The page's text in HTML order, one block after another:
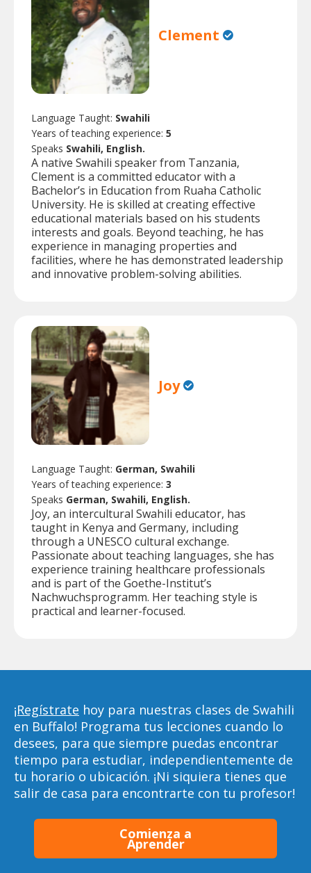
Clement
Language Taught: Swahili
Years of teaching experience: 5
Speaks Swahili, English.
A native Swahili speaker from Tanzania,
Clement is a committed educator with a
Bachelor’s in Education from Ruaha Catholic
University. He is skilled at creating effective
educational materials based on his students
interests and goals. Beyond teaching, he has
experience in managing properties and
facilities, where he has demonstrated leadership
and innovative problem-solving abilities.
Joy
Language Taught: German, Swahili
Years of teaching experience: 3
Speaks German, Swahili, English.
Joy, an intercultural Swahili educator, has
taught in Kenya and Germany, including
through a UNESCO cultural exchange.
Passionate about teaching languages, she has
experience training healthcare professionals
and is part of the Goethe-Institut’s
Nachwuchsprogramm. Her teaching style is
practical and learner-focused.
¡Regístrate hoy para nuestras clases de Swahili
en Buffalo! Programa tus lecciones cuando lo
desees, para que siempre puedas encontrar
tiempo para estudiar, independientemente de
tu horario o ubicación. ¡Ni siquiera tienes que
salir de casa para encontrarte con tu profesor!
Comienza a
Aprender